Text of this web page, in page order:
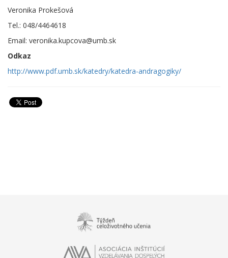
Veronika Prokešová
Tel.: 048/4464618
Email: veronika.kupcova@umb.sk
Odkaz
http://www.pdf.umb.sk/katedry/katedra-andragogiky/